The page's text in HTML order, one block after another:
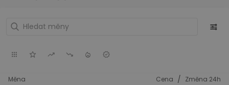
Měna Cena / Změna 24h